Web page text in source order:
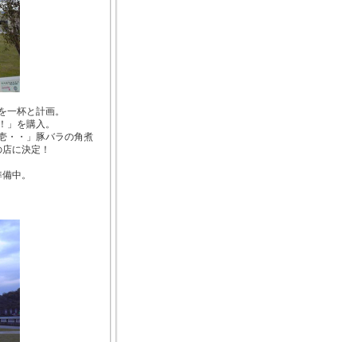
杯と計画。
を購入。
・・」豚バラの角煮
に決定！
中。